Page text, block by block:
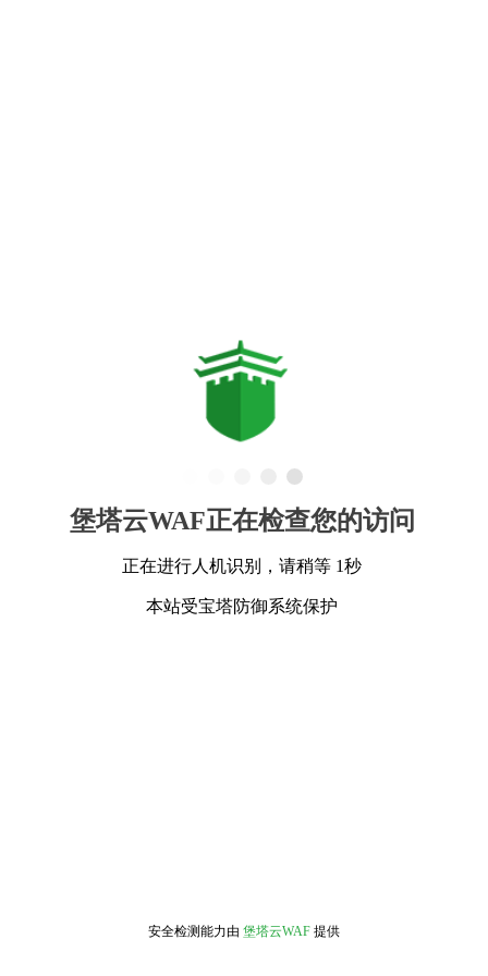
堡塔云WAF正在检查您的访问
正在进行人机识别，请稍等 1秒
本站受宝塔防御系统保护
安全检测能力由 堡塔云WAF 提供